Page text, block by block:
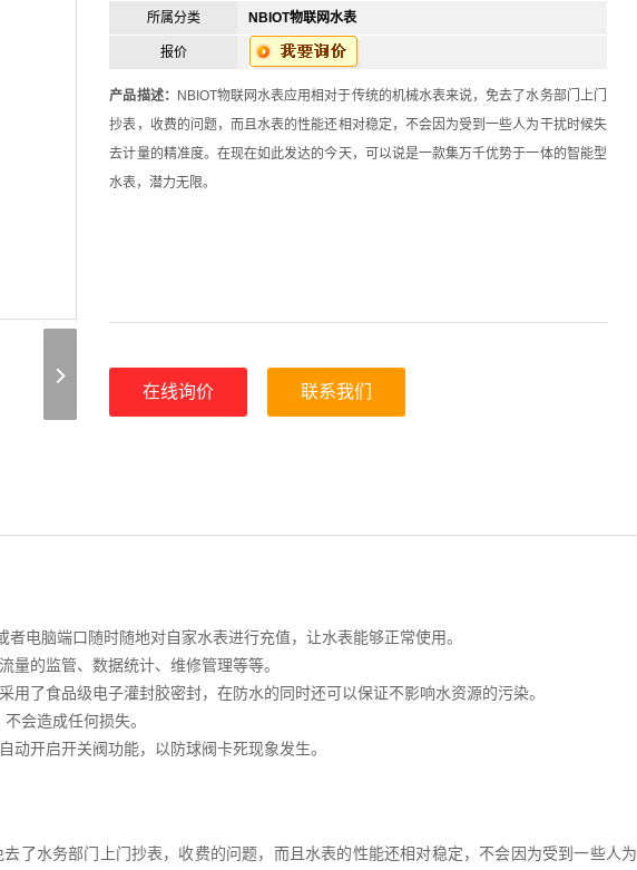
所属分类 NBIOT物联网水表
报价
产品描述：
NBIOT物联网水表应用相对于传统的机械水表来说，免去了水务部门上门
抄表，收费的问题，而且水表的性能还相对稳定，不会因为受到一些人为干扰时候失
去计量的精准度。在现在如此发达的今天，可以说是一款集万千优势于一体的智能型
水表，潜力无限。
在线询价 联系我们
电脑端口随时随地对自家水表进行充值，让水表能够正常使用。
的监管、数据统计、维修管理等等。
了食品级电子灌封胶密封，在防水的同时还可以保证不影响水资源的污染。
会造成任何损失。
开启开关阀功能，以防球阀卡死现象发生。
了水务部门上门抄表，收费的问题，而且水表的性能还相对稳定，不会因为受到一些人为